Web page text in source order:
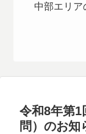
中部エリア
令和8年第1
問）のお知